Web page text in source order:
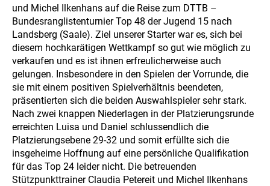
und Michel Ilkenhans auf die Reise zum DTTB –
Bundesranglistenturnier Top 48 der Jugend 15 nach
Landsberg (Saale). Ziel unserer Starter war es, sich bei
diesem hochkarätigen Wettkampf so gut wie möglich zu
verkaufen und es ist ihnen erfreulicherweise auch
gelungen. Insbesondere in den Spielen der Vorrunde, die
sie mit einem positiven Spielverhältnis beendeten,
präsentierten sich die beiden Auswahlspieler sehr stark.
Nach zwei knappen Niederlagen in der Platzierungsrunde
erreichten Luisa und Daniel schlussendlich die
Platzierungsebene 29-32 und somit erfüllte sich die
insgeheime Hoffnung auf eine persönliche Qualifikation
für das Top 24 leider nicht. Die betreuenden
Stützpunkttrainer Claudia Petereit und Michel Ilkenhans